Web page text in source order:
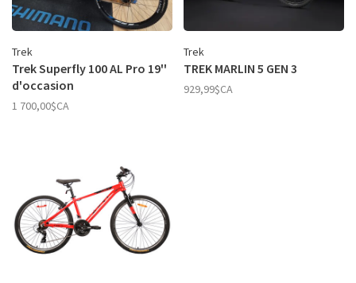
Trek
Trek Superfly 100 AL Pro 19''
d'occasion
1 700,00$CA
Trek
TREK MARLIN 5 GEN 3
929,99$CA